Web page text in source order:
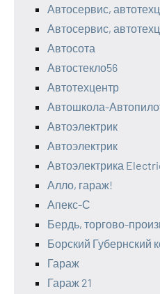
Автосервис,
Автосервис,
Автосота
Автостекло56
Автотехцентр
Автошкола-
Автоэлектрик
Автоэлектрик
Автоэлектрика
Алло, гараж!
Апекс-С
Бердь, торгово-
Борский Губернский
Гараж
Гараж 21